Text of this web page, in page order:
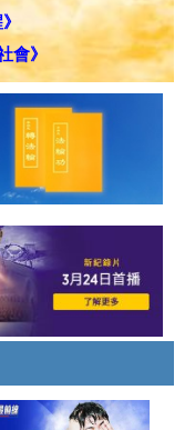
會》